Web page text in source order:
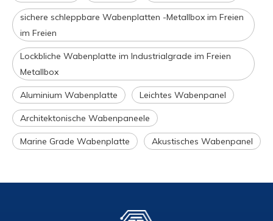
sichere schleppbare Wabenplatten -Metallbox im Freien
im Freien
Lockbliche Wabenplatte im Industrialgrade im Freien
Metallbox
Aluminium Wabenplatte Leichtes Wabenpanel
Architektonische Wabenpaneele
Marine Grade Wabenplatte Akustisches Wabenpanel